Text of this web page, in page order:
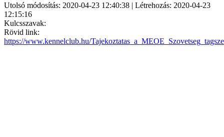
Utolsó módosítás: 2020-04-23 12:40:38 | Létrehozás: 2020-04-23
12:15:16
Kulcsszavak:
Rövid link:
https://www.kennelclub.hu/